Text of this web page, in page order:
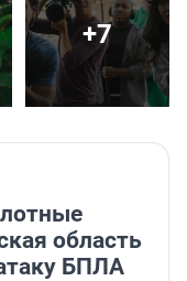
+7
область
БПЛА